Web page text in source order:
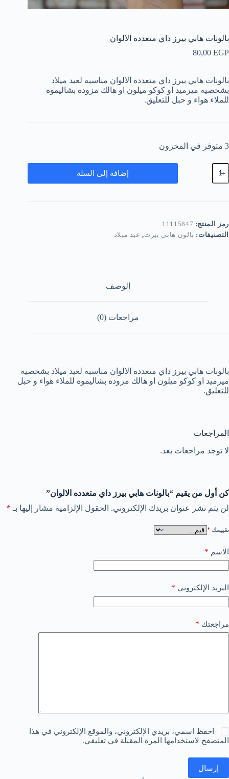
بالونات هابي بيرز داي متعدده الالوان
80,00 EGP
بالونات هابي بيرز داي متعدده الالوان مناسبه لعيد ميلاد
بشخصيه ميرميد او كوكو ميلون او هالك مزوده بشاليموه
للملاء هواء و حبل للتعليق.
3 متوفر في المخزون
كمية
بالونات
هابي
داي
الالوان
إضافة إلى السلة
رمز المنتج: 11115847
التصنيفات: بالون هابي بيرث, عيد ميلاد
الوصف
مراجعات (0)
بالونات هابي بيرز داي متعدده الالوان مناسبه لعيد ميلاد بشخصيه
ميرميد او كوكو ميلون او هالك مزوده بشاليموه للملاء هواء و حبل
للتعليق.
المراجعات
لا توجد مراجعات بعد.
كن أول من يقيم “بالونات هابي بيرز داي متعدده الالوان”
لن يتم نشر عنوان بريدك الإلكتروني. الحقول الإلزامية مشار إليها بـ *
تقييمك *
الاسم *
البريد الإلكتروني *
مراجعتك *
احفظ اسمي، بريدي الإلكتروني، والموقع الإلكتروني في هذا
المتصفح لاستخدامها المرة المقبلة في تعليقي.
إرسال